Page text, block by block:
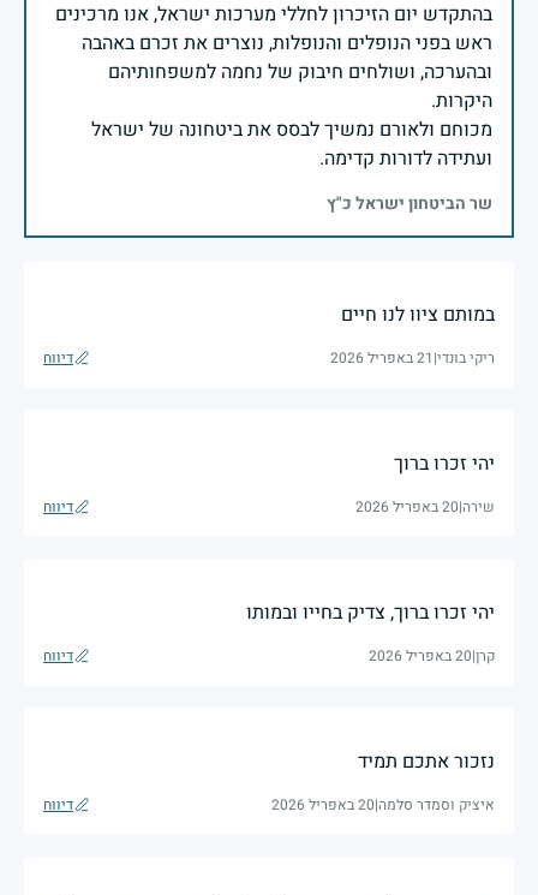
בהתקדש יום הזיכרון לחללי מערכות ישראל, אנו מרכינים
ראש בפני הנופלים והנופלות, נוצרים את זכרם באהבה
ובהערכה, ושולחים חיבוק של נחמה למשפחותיהם
מכוחם ולאורם נמשיך לבסס את ביטחונה של ישראל
ועתידה לדורות קדימה.
שר הביטחון ישראל כ"ץ
במותם ציוו לנו חיים
ריקי בונדי|21 באפריל 2026 דיווח
יהי זכרו ברוך
שירה|20 באפריל 2026 דיווח
יהי זכרו ברוך, צדיק בחייו ובמותו
קרן|20 באפריל 2026 דיווח
נזכור אתכם תמיד
איציק וסמדר סלמה|20 באפריל 2026 דיווח